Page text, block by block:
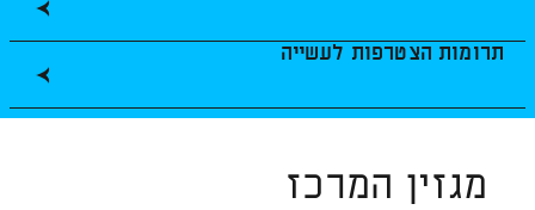
תרומות הצטרפות לעשייה
מגזין המרכז